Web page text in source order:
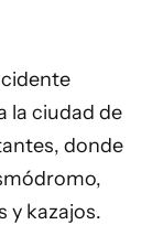
la ciudad de
donde
y kazajos.